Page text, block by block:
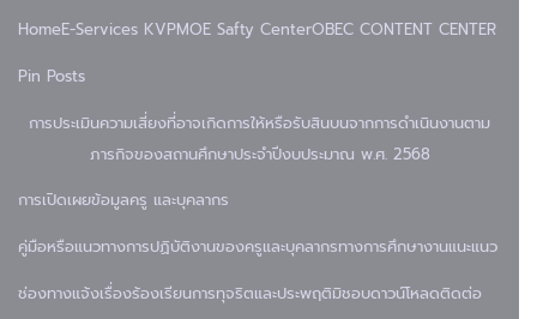
HomeE-Services KVPMOE Safty CenterOBEC CONTENT CENTER
Pin Posts
การประเมินความเสี่ยงที่อาจเกิดการให้หรือรับสินบนจากการดำเนินงานตาม
ภารกิจของสถานศึกษาประจำปีงบประมาณ พ.ศ. 2568
การเปิดเผยข้อมูลครู และบุคลากร
คู่มือหรือแนวทางการปฏิบัติงานของครูและบุคลากรทางการศึกษางานแนะแนว
ช่องทางแจ้งเรื่องร้องเรียนการทุจริตและประพฤติมิชอบดาวน์โหลดติดต่อ